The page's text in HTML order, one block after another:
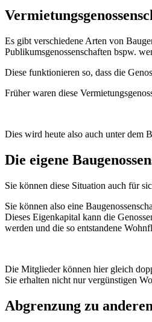
Es gibt verschiedene Arten von
Publikumsgenossenschaften bspw.
Diese funktionieren so, dass die
Früher waren diese
Dies wird heute also auch unter dem
Die eigene
Sie können diese Situation auch für
Sie können also eine
Dieses Eigenkapital kann die
werden und die so entstandene
Die Mitglieder können hier gleich
Sie erhalten nicht nur vergünstigen
Abgrenzung zu